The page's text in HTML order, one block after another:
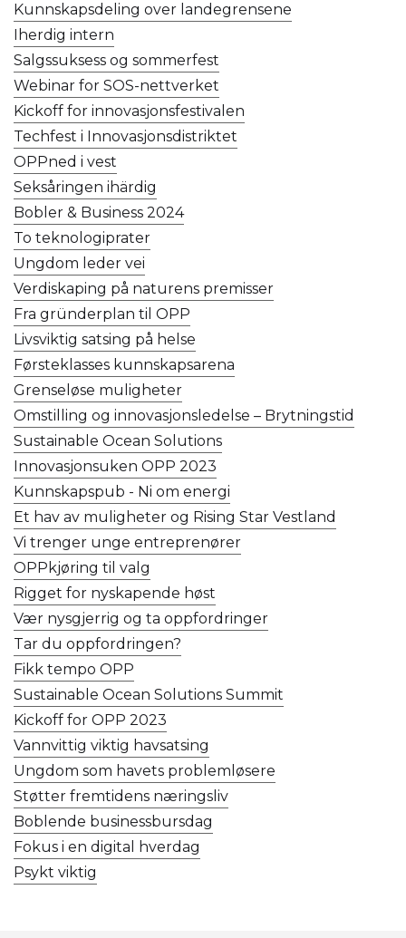
Kunnskapsdeling over landegrensene
Iherdig intern
Salgssuksess og sommerfest
Webinar for SOS-nettverket
Kickoff for innovasjonsfestivalen
Techfest i Innovasjonsdistriktet
OPPned i vest
Seksåringen ihärdig
Bobler & Business 2024
To teknologiprater
Ungdom leder vei
Verdiskaping på naturens premisser
Fra gründerplan til OPP
Livsviktig satsing på helse
Førsteklasses kunnskapsarena
Grenseløse muligheter
Omstilling og innovasjonsledelse – Brytningstid
Sustainable Ocean Solutions
Innovasjonsuken OPP 2023
Kunnskapspub - Ni om energi
Et hav av muligheter og Rising Star Vestland
Vi trenger unge entreprenører
OPPkjøring til valg
Rigget for nyskapende høst
Vær nysgjerrig og ta oppfordringer
Tar du oppfordringen?
Fikk tempo OPP
Sustainable Ocean Solutions Summit
Kickoff for OPP 2023
Vannvittig viktig havsatsing
Ungdom som havets problemløsere
Støtter fremtidens næringsliv
Boblende businessbursdag
Fokus i en digital hverdag
Psykt viktig